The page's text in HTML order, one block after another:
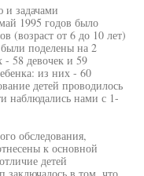
и задачами
1995 годов было
(возраст от 6 до 10 лет)
поделены на 2
58 девочек и 59
из них - 60
детей проводилось
наблюдались нами с 1-
обследования,
к основной
детей